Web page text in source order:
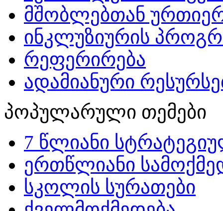
მშობლებთან
ინკლუზიურის
რეფერირება
ადამიანური
პოპულარული თემები
7 წლიანი
ერთწლიანი
სკოლის სურათები
ქველმოქმედება